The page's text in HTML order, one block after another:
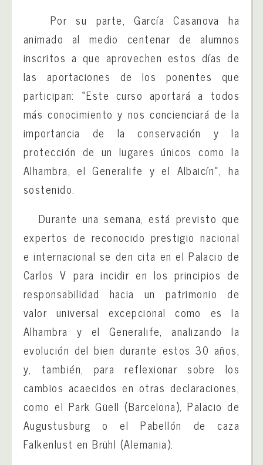
Por su parte, García Casanova ha
animado al medio centenar de alumnos
inscritos a que aprovechen estos días de
las aportaciones de los ponentes que
participan: «Este curso aportará a todos
más conocimiento y nos concienciará de la
importancia de la conservación y la
protección de un lugares únicos como la
Alhambra, el Generalife y el Albaicín», ha
sostenido.
Durante una semana, está previsto que
expertos de reconocido prestigio nacional
e internacional se den cita en el Palacio de
Carlos V para incidir en los principios de
responsabilidad hacia un patrimonio de
valor universal excepcional como es la
Alhambra y el Generalife, analizando la
evolución del bien durante estos 30 años,
y, también, para reflexionar sobre los
cambios acaecidos en otras declaraciones,
como el Park Güell (Barcelona), Palacio de
Augustusburg o el Pabellón de caza
Falkenlust en Brühl (Alemania).